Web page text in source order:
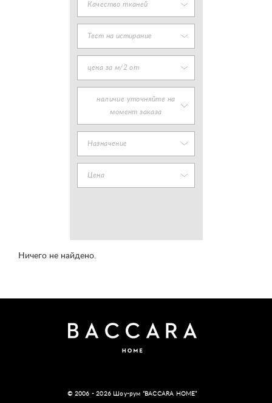
Качество тканей
Тест на истирание
цена за м/2 от
наличие уточняйте на
момент заказа
Назначение
Цена
Ничего не найдено.
© 2006 - 2026 Шоу-рум “BACCARA HOME”